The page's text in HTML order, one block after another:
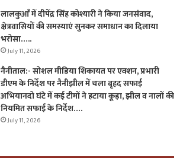
लालकुआँ में दीपेंद्र सिंह कोश्यारी ने किया जनसंवाद,
क्षेत्रवासियों की समस्याएं सुनकर समाधान का दिलाया
भरोसा…..
July 11, 2026
नैनीताल:- सोशल मीडिया शिकायत पर एक्शन, प्रभारी
डीएम के निर्देश पर नैनीझील में चला बृहद सफाई
अभियानदो घंटे में कई टीमों ने हटाया कूड़ा, झील व नालों की
नियमित सफाई के निर्देश….
July 11, 2026